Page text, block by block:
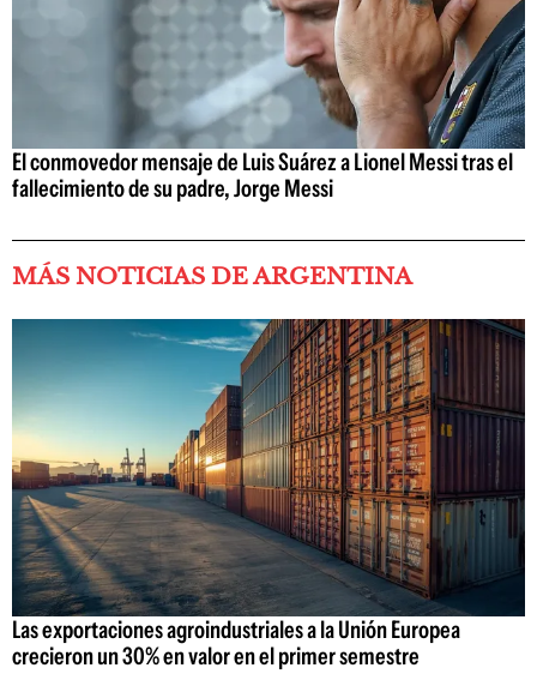
El conmovedor mensaje de Luis Suárez a Lionel Messi tras el
fallecimiento de su padre, Jorge Messi
MÁS NOTICIAS DE ARGENTINA
Las exportaciones agroindustriales a la Unión Europea
crecieron un 30% en valor en el primer semestre